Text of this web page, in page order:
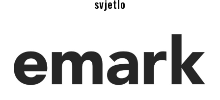
svjetlo